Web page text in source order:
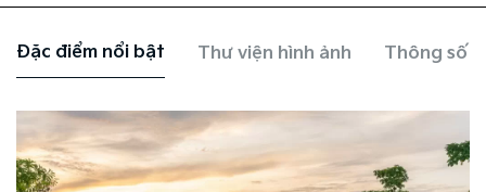
Đặc điểm nổi bật Thư viện hình ảnh Thông số